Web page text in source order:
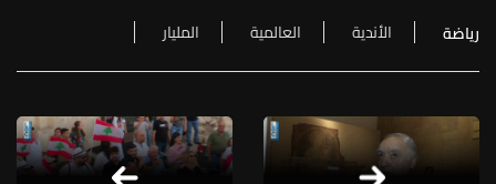
رياضة
الأندية العالمية المليار